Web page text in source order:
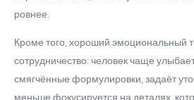
ровнее.
Кроме того, хороший эмоциональный
сотрудничество: человек чаще
смягчённые формулировки, задаёт
меньше фокусируется на деталях,